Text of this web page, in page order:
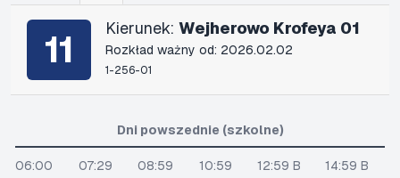
11 Kierunek: Wejherowo Krofeya 01
Rozkład ważny od: 2026.02.02
1-256-01
Dni powszednie (szkolne)
06:00 07:29 08:59 10:59 12:59 B
14:59 B